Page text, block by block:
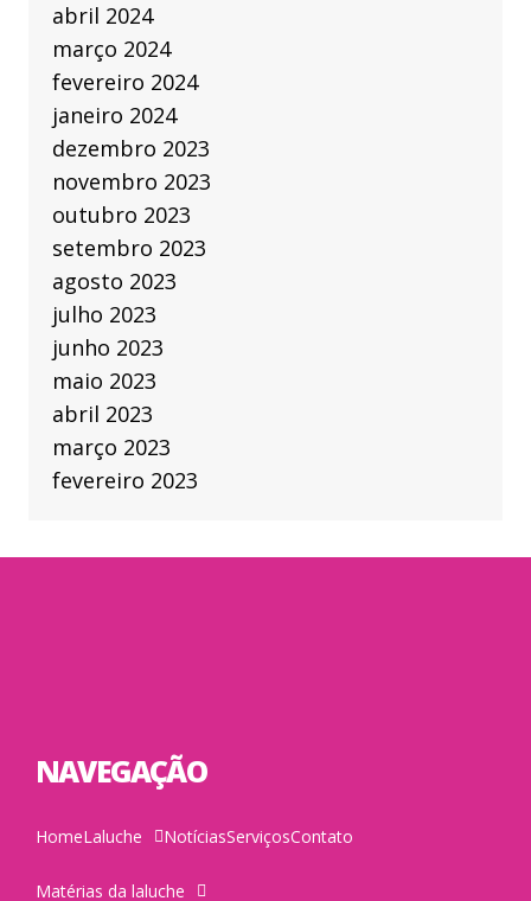
abril 2024
março 2024
fevereiro 2024
janeiro 2024
dezembro 2023
novembro 2023
outubro 2023
setembro 2023
agosto 2023
julho 2023
junho 2023
maio 2023
abril 2023
março 2023
fevereiro 2023
NAVEGAÇÃO
HomeLaluche NotíciasServiçosContato
Matérias da laluche